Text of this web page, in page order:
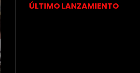
ÚLTIMO LANZAMIENTO